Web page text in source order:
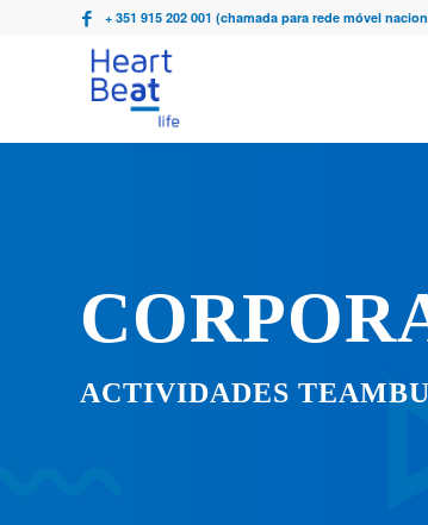
+ 351 915 202 001 (chamada para rede móvel
ACTIVIDADES